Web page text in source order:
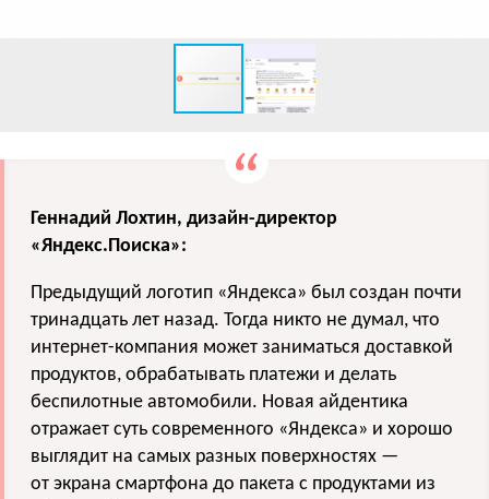
Геннадий Лохтин, дизайн-директор
«Яндекс.Поиска»:
Предыдущий логотип «Яндекса» был создан почти
тринадцать лет назад. Тогда никто не думал, что
интернет-компания может заниматься доставкой
продуктов, обрабатывать платежи и делать
беспилотные автомобили. Новая айдентика
отражает суть современного «Яндекса» и хорошо
выглядит на самых разных поверхностях —
от экрана смартфона до пакета с продуктами из